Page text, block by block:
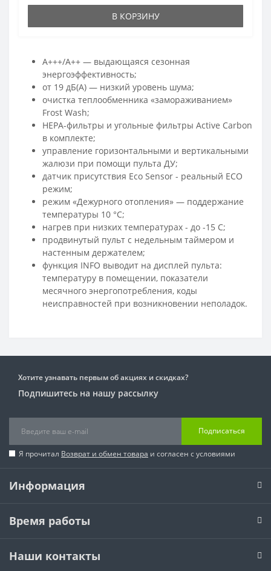
В КОРЗИНУ
A+++/A++ — выдающаяся сезонная
энергоэффективность;
от 19 дБ(А) — низкий уровень шума;
очистка теплообменника «замораживанием»
Frost Wash;
HEPA-фильтры и угольные фильтры Active Carbon
в комплекте;
управление горизонтальными и вертикальными
жалюзи при помощи пульта ДУ;
датчик присутствия Eco Sensor - реальный ECO
режим;
режим «Дежурного отопления» — поддержание
температуры 10 °C;
нагрев при низких температурах - до -15 С;
продвинутый пульт с недельным таймером и
настенным держателем;
функция INFO выводит на дисплей пульта:
температуру в помещении, показатели
месячного энергопотребления, коды
неисправностей при возникновении неполадок.
Хотите узнавать первым об акциях и скидках?
Подпишитесь на нашу рассылку
Подписаться
Я прочитал Возврат и обмен товара и согласен с условиями
Информация
Время работы
Наши контакты